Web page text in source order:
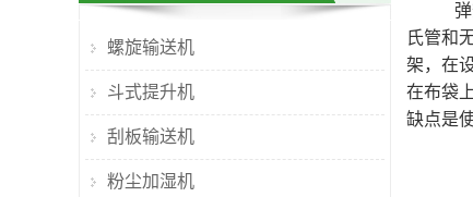
弹簧
氏管和
架，在
在布袋
缺点是
螺旋输送机
斗式提升机
刮板输送机
粉尘加湿机